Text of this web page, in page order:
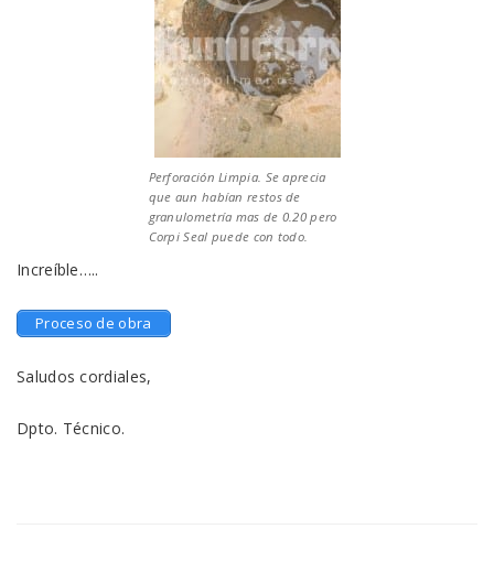
Perforación Limpia. Se aprecia
que aun habían restos de
granulometría mas de 0.20 pero
Corpi Seal puede con todo.
Increíble…..
Proceso de obra
Saludos cordiales,
Dpto. Técnico.